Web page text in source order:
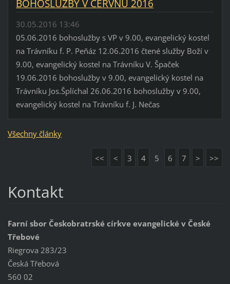
BOHOSLUŽBY V ČERVNU 2016
30.05.2016 13:46
05.06.2016 bohoslužby s VP v 9.00, evangelický kostel
na Trávníku f. P. Peňáz 12.06.2016 čtené služby Boží v
9.00, evangelický kostel na Trávníku V. Špaček
19.06.2016 bohoslužby v 9.00, evangelický kostel na
Trávníku Jos.Šplíchal 26.06.2016 bohoslužby v 9.00,
evangelický kostel na Trávníku f. J. Nečas
Všechny články
<< < 3 4 5 6 7 > >>
Kontakt
Farní sbor Českobratrské církve evangelické v České
Třebové
Riegrova 283/23
Česká Třebová
560 02